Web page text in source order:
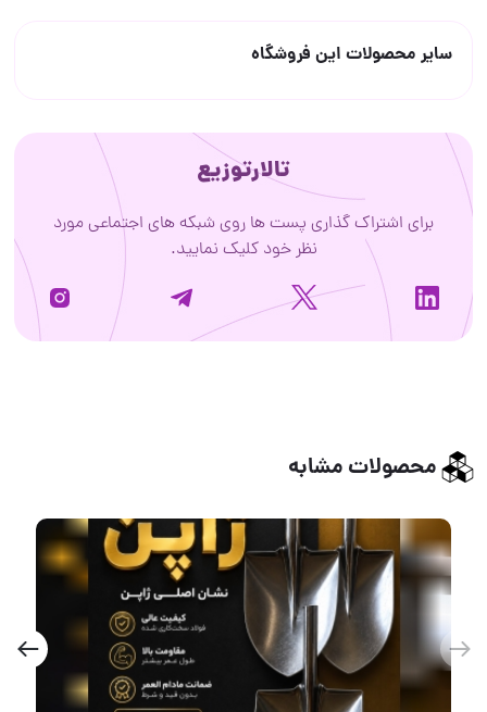
سایر محصولات این فروشگاه
تالارتوزیع
برای اشتراک گذاری پست ها روی شبکه های اجتماعی مورد
نظر خود کلیک نمایید.
محصولات مشابه